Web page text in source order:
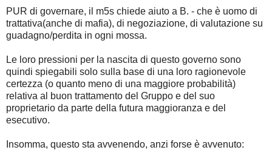
PUR di governare, il m5s chiede aiuto a B. - che è uomo di
trattativa(anche di mafia), di negoziazione, di valutazione su
guadagno/perdita in ogni mossa.
Le loro pressioni per la nascita di questo governo sono
quindi spiegabili solo sulla base di una loro ragionevole
certezza (o quanto meno di una maggiore probabilità)
relativa al buon trattamento del Gruppo e del suo
proprietario da parte della futura maggioranza e del
esecutivo.
Insomma, questo sta avvenendo, anzi forse è avvenuto: